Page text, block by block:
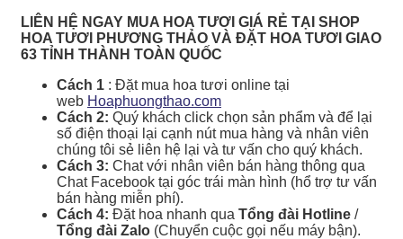
LIÊN HỆ NGAY MUA HOA TƯƠI GIÁ RẺ TẠI SHOP
HOA TƯƠI PHƯƠNG THẢO VÀ ĐẶT HOA TƯƠI GIAO
63 TỈNH THÀNH TOÀN QUỐC
Cách 1 : Đặt mua hoa tươi online tại
web Hoaphuongthao.com
Cách 2: Quý khách click chọn sản phẩm và để lại
số điện thoại lại cạnh nút mua hàng và nhân viên
chúng tôi sẻ liên hệ lại và tư vấn cho quý khách.
Cách 3: Chat với nhân viên bán hàng thông qua
Chat Facebook tại góc trái màn hình (hổ trợ tư vấn
bán hàng miễn phí).
Cách 4: Đặt hoa nhanh qua Tổng đài Hotline /
Tổng đài Zalo (Chuyển cuộc gọi nếu máy bận).